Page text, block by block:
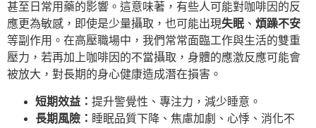
甚至日常用藥的影響。這意味著，有些人可能對咖啡因的反
應更為敏感，即使是少量攝取，也可能出現失眠 、 煩躁不安
等副作用。在高壓職場中，我們常常面臨工作與生活的雙重
壓力，若再加上咖啡因的不當攝取，身體的應激反應可能會
被放大，對長期的身心健康造成潛在損害。
短期效益： 提升警覺性、專注力，減少睡意。
長期風險： 睡眠品質下降、焦慮加劇、心悸、消化不